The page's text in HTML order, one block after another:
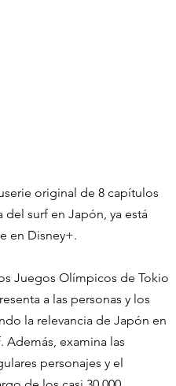
original de 8 capítulos
del surf en Japón, ya está
en Disney+.
Juegos Olímpicos de Tokio
a las personas y los
la relevancia de Japón en
Además, examina las
personajes y el